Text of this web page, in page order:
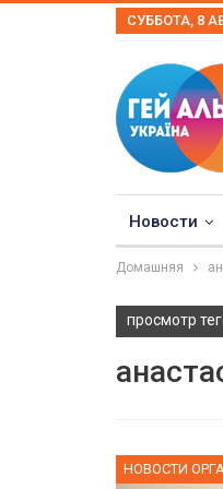
СУББОТА, 8
Новости
Домашняя
просмотр